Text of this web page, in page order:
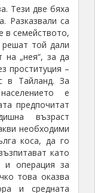
Разказвали са
в семейството,
той дали
„нея“, за да
проституция –
в Тайланд. За
е
предпочитат
възраст
необходими
коса, да го
като
операция за
това оказва
и средната
30 години.